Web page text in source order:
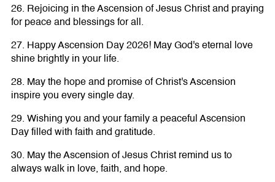
26. Rejoicing in the Ascension of Jesus Christ and praying
for peace and blessings for all.
27. Happy Ascension Day 2026! May God's eternal love
shine brightly in your life.
28. May the hope and promise of Christ's Ascension
inspire you every single day.
29. Wishing you and your family a peaceful Ascension
Day filled with faith and gratitude.
30. May the Ascension of Jesus Christ remind us to
always walk in love, faith, and hope.